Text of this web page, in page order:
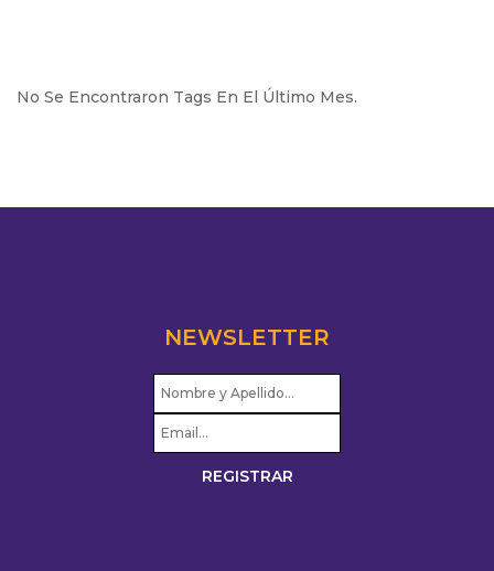
No Se Encontraron Tags En El Último Mes.
NEWSLETTER